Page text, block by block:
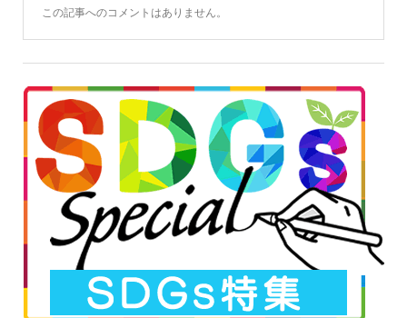
この記事へのコメントはありません。